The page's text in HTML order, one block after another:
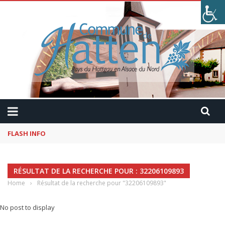
FLASH INFO
RÉSULTAT DE LA RECHERCHE POUR : 32206109893
Home › Résultat de la recherche pour "32206109893"
No post to display